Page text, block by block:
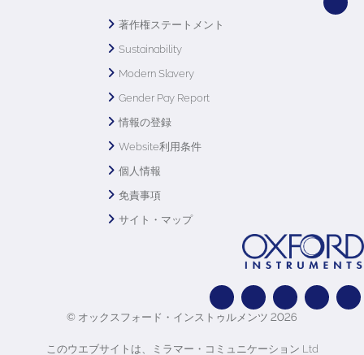
著作権ステートメント
Sustainability
Modern Slavery
Gender Pay Report
情報の登録
Website利用条件
個人情報
免責事項
サイト・マップ
© オックスフォード・インストゥルメンツ 2026
このウエブサイトは、ミラマー・コミュニケーション Ltd